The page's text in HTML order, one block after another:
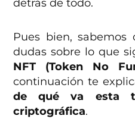
detrás de todo.
Pues bien,
dudas sobre lo que
NFT (Token No
continuación te
de qué va esta
criptográfica.